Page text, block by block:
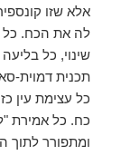
אלא שזו
לה את הכח. כל
שינוי, כל
תכנית דמוית-
כל עצימת עין
כח. כל אמירת
ומתפורר לתוך